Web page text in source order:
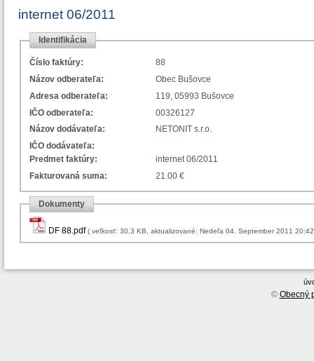
internet 06/2011
Identifikácia
Číslo faktúry:
88
Názov odberateľa:
Obec Bušovce
Adresa odberateľa:
119, 05993 Bušovce
IČO odberateľa:
00326127
Názov dodávateľa:
NETONIT s.r.o.
IČO dodávateľa:
Predmet faktúry:
internet 06/2011
Fakturovaná suma:
21.00 €
Dokumenty
DF 88.pdf ( veľkosť: 30,3 KB, aktualizované: Nedeľa 04. September 2011
© Obecný